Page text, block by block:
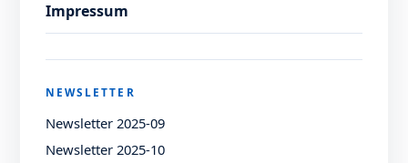
Impressum
NEWSLETTER
Newsletter 2025-09
Newsletter 2025-10